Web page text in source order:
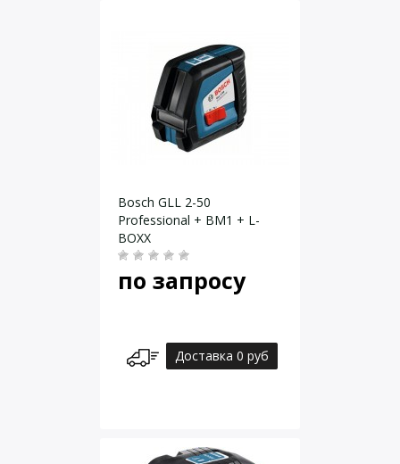
Bosch GLL 2-50
Professional + BM1 + L-
BOXX
по запросу
Доставка 0 руб